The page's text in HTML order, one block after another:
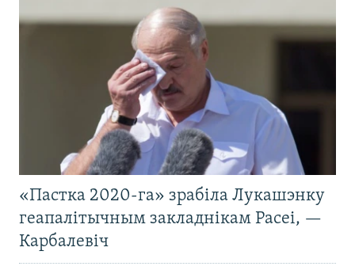
«Пастка 2020-га» зрабіла Лукашэнку
геапалітычным закладнікам Расеі, —
Карбалевіч